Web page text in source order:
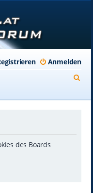
Anmelden
des Boards